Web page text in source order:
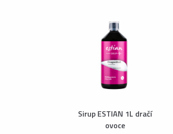
Sirup ESTIAN 1L dračí
ovoce